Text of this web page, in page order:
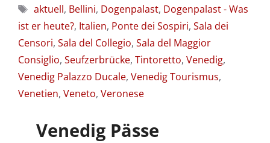
Schlagwörter
aktuell, Bellini, Dogenpalast, Dogenpalast - Was
ist er heute?, Italien, Ponte dei Sospiri, Sala dei
Censori, Sala del Collegio, Sala del Maggior
Consiglio, Seufzerbrücke, Tintoretto, Venedig,
Venedig Palazzo Ducale, Venedig Tourismus,
Venetien, Veneto, Veronese
Venedig Pässe